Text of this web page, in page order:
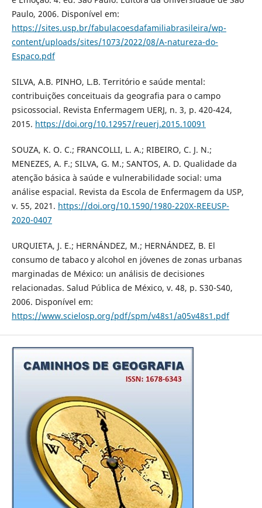
Paulo, 2006. Disponível em:
https://sites.usp.br/fabulacoesdafamiliabrasileira/wp-
content/uploads/sites/1073/2022/08/A-natureza-do-
Espaco.pdf
SILVA, A.B. PINHO, L.B. Território e saúde mental:
contribuições conceituais da geografia para o campo
psicossocial. Revista Enfermagem UERJ, n. 3, p. 420-424,
2015. https://doi.org/10.12957/reuerj.2015.10091
SOUZA, K. O. C.; FRANCOLLI, L. A.; RIBEIRO, C. J. N.;
MENEZES, A. F.; SILVA, G. M.; SANTOS, A. D. Qualidade da
atenção básica à saúde e vulnerabilidade social: uma
análise espacial. Revista da Escola de Enfermagem da USP,
v. 55, 2021. https://doi.org/10.1590/1980-220X-REEUSP-
2020-0407
URQUIETA, J. E.; HERNÁNDEZ, M.; HERNÁNDEZ, B. El
consumo de tabaco y alcohol en jóvenes de zonas urbanas
marginadas de México: un análisis de decisiones
relacionadas. Salud Pública de México, v. 48, p. S30-S40,
2006. Disponível em:
https://www.scielosp.org/pdf/spm/v48s1/a05v48s1.pdf